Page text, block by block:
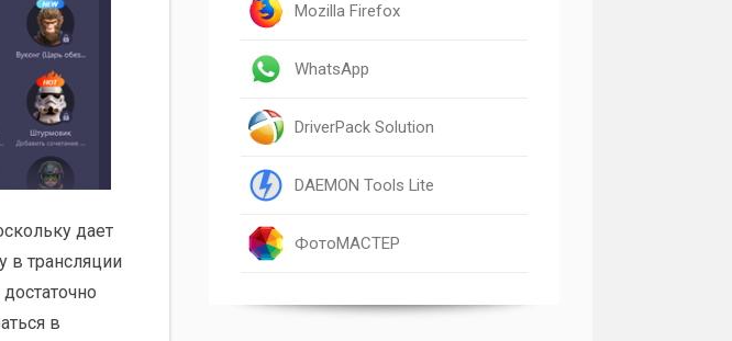
дает
в трансляции
в
Mozilla Firefox
WhatsApp
DriverPack Solution
DAEMON Tools Lite
ФотоМАСТЕР